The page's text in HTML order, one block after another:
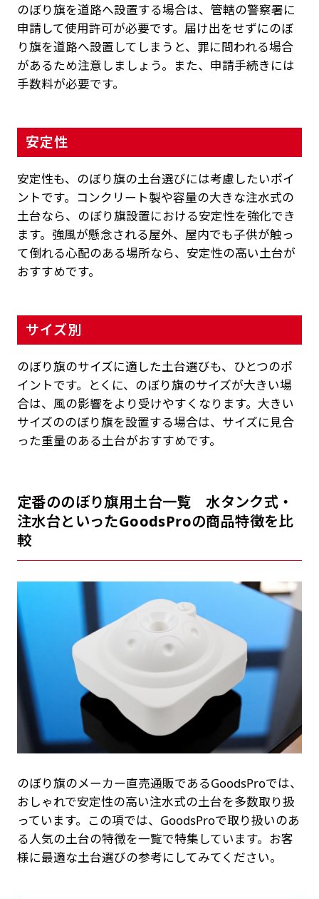
のぼり旗を道路へ設置する場合は、管轄の警察署に
申請して使用許可が必要です。届け出をせずにのぼ
り旗を道路へ設置してしまうと、罪に問われる場合
があるため注意しましょう。また、申請手続きには
手数料が必要です。
安定性
安定性も、のぼり旗の土台選びには考慮したいポイ
ントです。コンクリート製や容量の大きな注水式の
土台なら、のぼり旗設置における安定性を強化でき
ます。強風が懸念される屋外、屋内でも子供が触っ
て倒れる心配のある場所なら、安定性の高い土台が
おすすめです。
サイズ別
のぼり旗のサイズに適した土台選びも、ひとつのポ
イントです。とくに、のぼり旗のサイズが大きい場
合は、風の影響をより受けやすくなります。大きい
サイズののぼり旗を設置する場合は、サイズに見合
った重量のある土台がおすすめです。
定番ののぼり旗用土台一覧 水タンク式・
注水台といったGoodsProの商品特徴を比
較
のぼり旗のメーカー直売通販であるGoodsProでは、
おしゃれで安定性の高い注水式の土台を多数取り扱
っています。この項では、GoodsProで取り扱いのあ
る人気の土台の特徴を一覧で特集しています。お客
様に最適な土台選びの参考にしてみてください。